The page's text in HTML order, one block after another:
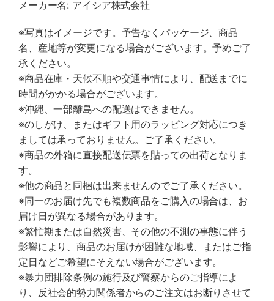
メーカー名: アイシア株式会社
※写真はイメージです。予告なくパッケージ、商品
名、産地等が変更になる場合がございます。予めご了
承ください。
※商品在庫・天候不順や交通事情により、配送までに
時間がかかる場合がございます。
※沖縄、一部離島への配送はできません。
※のしがけ、またはギフト用のラッピング対応につき
ましては承っておりません。ご了承ください。
※商品の外箱に直接配送伝票を貼っての出荷となりま
す。
※他の商品と同梱は出来ませんのでご了承ください。
※同一のお届け先でも複数商品をご購入の場合は、お
届け日が異なる場合があります。
※繁忙期または自然災害、その他の不測の事態に伴う
影響により、商品のお届けが困難な地域、またはご指
定日などご希望にそえない場合がございます。
※暴力団排除条例の施行及び警察からのご指導によ
り、反社会的勢力関係者からのご注文はお断りさせて